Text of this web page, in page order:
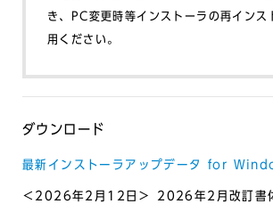
き、PC変更時等インストーラの再インス
用ください。
ダウンロード
最新インストーラアップデータ for
＜2026年2月12日＞ 2026年2月改訂書